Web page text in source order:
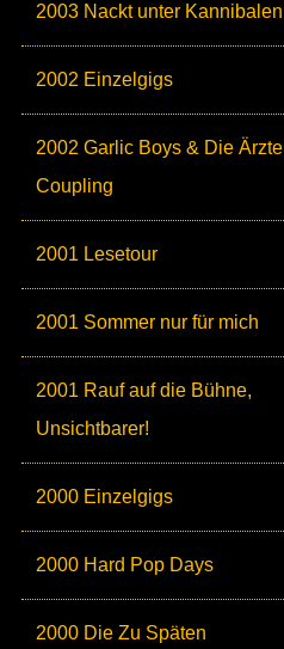
2003 Nackt unter Kannibalen
2002 Einzelgigs
2002 Garlic Boys & Die Ärzte
Coupling
2001 Lesetour
2001 Sommer nur für mich
2001 Rauf auf die Bühne,
Unsichtbarer!
2000 Einzelgigs
2000 Hard Pop Days
2000 Die Zu Späten